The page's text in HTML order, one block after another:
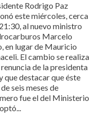
Rodrigo Paz
este miércoles, cerca
al nuevo ministro
Marcelo
en lugar de Mauricio
El cambio se realiza
de la presidenta
que destacar que éste
seis meses de
fue el del Ministerio